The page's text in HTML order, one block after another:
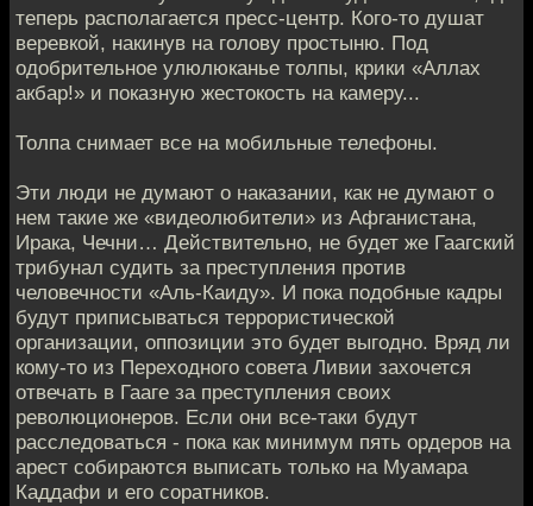
теперь располагается пресс-центр. Кого-то душат
веревкой, накинув на голову простыню. Под
одобрительное улюлюканье толпы, крики «Аллах
акбар!» и показную жестокость на камеру...
Толпа снимает все на мобильные телефоны.
Эти люди не думают о наказании, как не думают о
нем такие же «видеолюбители» из Афганистана,
Ирака, Чечни… Действительно, не будет же Гаагский
трибунал судить за преступления против
человечности «Аль-Каиду». И пока подобные кадры
будут приписываться террористической
организации, оппозиции это будет выгодно. Вряд ли
кому-то из Переходного совета Ливии захочется
отвечать в Гааге за преступления своих
революционеров. Если они все-таки будут
расследоваться - пока как минимум пять ордеров на
арест собираются выписать только на Муамара
Каддафи и его соратников.